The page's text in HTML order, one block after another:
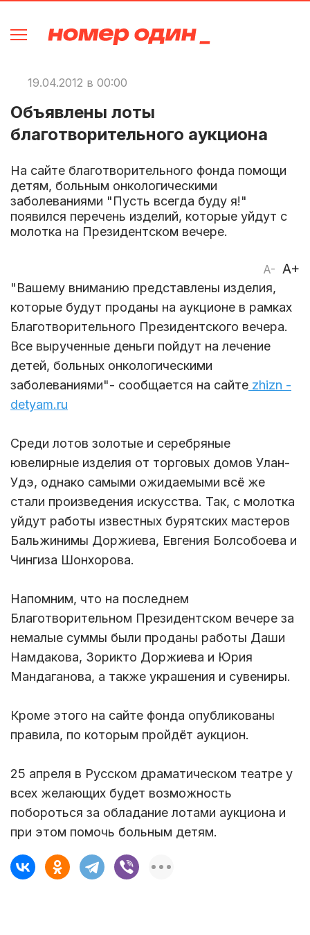
19.04.2012 в 00:00
Объявлены лоты
благотворительного аукциона
На сайте благотворительного фонда помощи
детям, больным онкологическими
заболеваниями "Пусть всегда буду я!"
появился перечень изделий, которые уйдут с
молотка на Президентском вечере.
A- A+
"Вашему вниманию представлены изделия,
которые будут проданы на аукционе в рамках
Благотворительного Президентского вечера.
Все вырученные деньги пойдут на лечение
детей, больных онкологическими
заболеваниями"- сообщается на сайте zhizn -
detyam.ru
Среди лотов золотые и серебряные
ювелирные изделия от торговых домов Улан-
Удэ, однако самыми ожидаемыми всё же
стали произведения искусства. Так, с молотка
уйдут работы известных бурятских мастеров
Бальжинимы Доржиева, Евгения Болсобоева и
Чингиза Шонхорова.
Напомним, что на последнем
Благотворительном Президентском вечере за
немалые суммы были проданы работы Даши
Намдакова, Зорикто Доржиева и Юрия
Мандаганова, а также украшения и сувениры.
Кроме этого на сайте фонда опубликованы
правила, по которым пройдёт аукцион.
25 апреля в Русском драматическом театре у
всех желающих будет возможность
побороться за обладание лотами аукциона и
при этом помочь больным детям.